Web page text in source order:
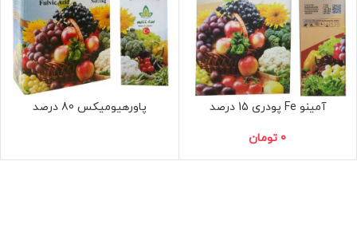
آمینو Fe پودری 15 درصد
0 تومان
پاورهیومیکس 80 درصد